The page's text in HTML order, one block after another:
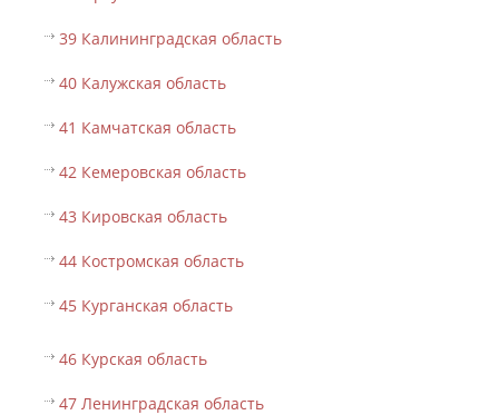
39 Калининградская область
40 Калужская область
41 Камчатская область
42 Кемеровская область
43 Кировская область
44 Костромская область
45 Курганская область
46 Курская область
47 Ленинградская область